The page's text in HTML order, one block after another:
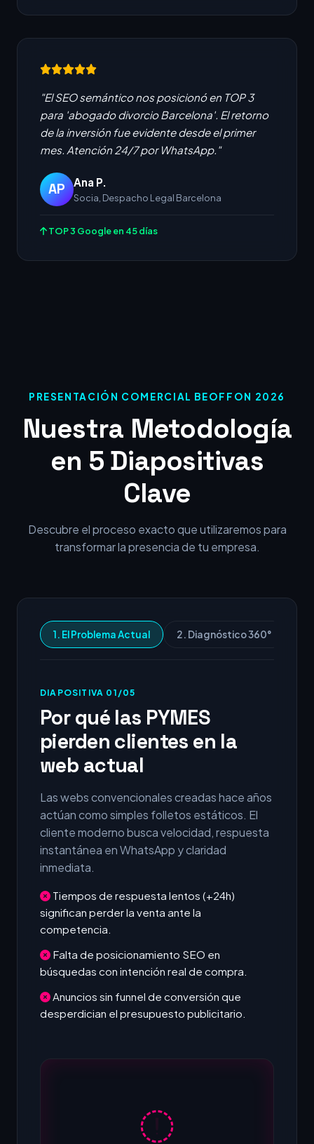
"El SEO semántico nos posicionó en TOP 3
para 'abogado divorcio Barcelona'. El retorno
de la inversión fue evidente desde el primer
mes. Atención 24/7 por WhatsApp."
AP Ana P.
Socia, Despacho Legal Barcelona
TOP 3 Google en 45 días
PRESENTACIÓN COMERCIAL BEOFFON 2026
Nuestra Metodología
en 5 Diapositivas
Clave
Descubre el proceso exacto que utilizaremos para
transformar la presencia de tu empresa.
1. El Problema Actual 2. Diagnóstico 360°
DIAPOSITIVA 01/05
Por qué las PYMES
pierden clientes en la
web actual
Las webs convencionales creadas hace años
actúan como simples folletos estáticos. El
cliente moderno busca velocidad, respuesta
instantánea en WhatsApp y claridad
inmediata.
Tiempos de respuesta lentos (+24h)
significan perder la venta ante la
competencia.
Falta de posicionamiento SEO en
búsquedas con intención real de compra.
Anuncios sin funnel de conversión que
desperdician el presupuesto publicitario.